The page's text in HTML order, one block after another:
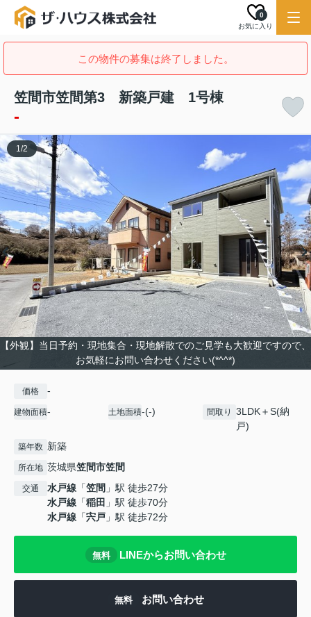
お気に入り
0
この物件の募集は終了しました。
笠間市笠間第3 新築戸建 1号棟
-
【外観】当日予約・現地集合・現地解散でのご見学も大歓迎ですので、
お気軽にお問い合わせください(*^^*)
1/2
価格 -
建物面積- 土地面積-(-) 間取り
3LDK＋S(納
戸)
築年数 新築
所在地 茨城県笠間市笠間
交通 水戸線 「笠間 」駅 徒歩27分
水戸線 「稲田 」駅 徒歩70分
水戸線 「宍戸 」駅 徒歩72分
無料 LINEからお問い合わせ
無料 お問い合わせ